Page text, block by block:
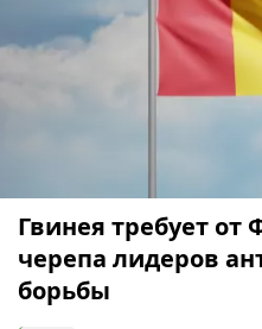
Гвинея требует
черепа лидеров
борьбы